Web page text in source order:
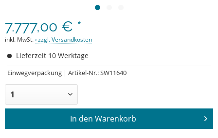
7.777,00 € *
inkl. MwSt. zzgl. Versandkosten
Lieferzeit 10 Werktage
Einwegverpackung | Artikel-Nr.: SW11640
In den Warenkorb